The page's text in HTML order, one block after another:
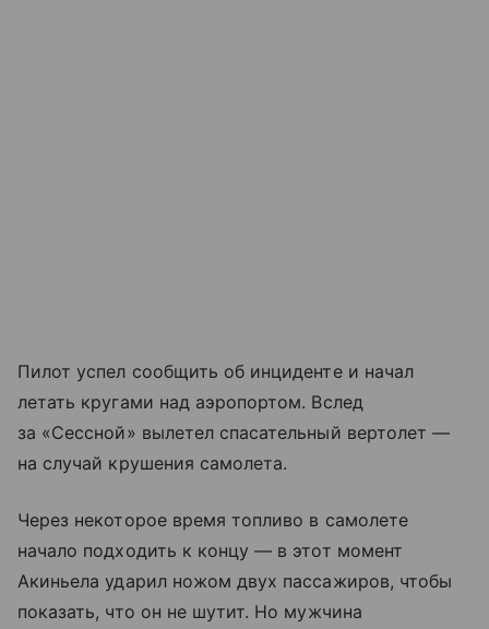
Пилот успел сообщить об инциденте и начал
летать кругами над аэропортом. Вслед
за «Сессной» вылетел спасательный вертолет —
на случай крушения самолета.
Через некоторое время топливо в самолете
начало подходить к концу — в этот момент
Акиньела ударил ножом двух пассажиров, чтобы
показать, что он не шутит. Но мужчина